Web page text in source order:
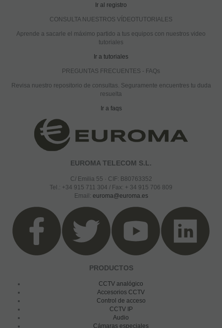
Ir al registro
CONSULTA NUESTROS VÍDEOTUTORIALES
Aprende a sacarle el máximo partido a tus equipos con nuestros video
tutoriales
Ir a tutoriales
PREGUNTAS FRECUENTES - FAQs
Revisa nuestro repositorio de consultas. Seguramente encuentres tu duda
resuelta
Ir a faqs
EUROMA TELECOM S.L.
C/ Emilia 55 · CIF: B80763352
Tel.: +34 915 711 304 / Fax: + 34 915 706 809
Email: euroma@euroma.es
PRODUCTOS
CCTV analógico
Accesorios CCTV
Control de acceso
CCTV IP
Audio
Cámaras especiales